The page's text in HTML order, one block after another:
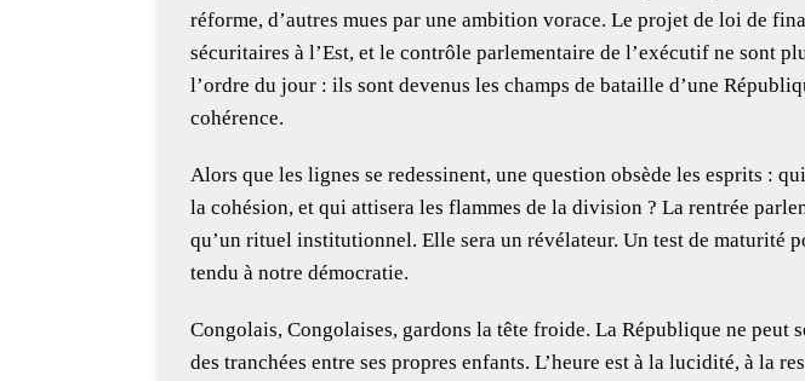
réforme, d’autres mues par une ambition vorace. Le projet de loi de
sécuritaires à l’Est, et le contrôle parlementaire de l’exécutif ne sont
l’ordre du jour : ils sont devenus les champs de bataille d’une
cohérence.
Alors que les lignes se redessinent, une question obsède les esprits :
la cohésion, et qui attisera les flammes de la division ? La rentrée
qu’un rituel institutionnel. Elle sera un révélateur. Un test de maturité
tendu à notre démocratie.
Congolais, Congolaises, gardons la tête froide. La République ne peut
des tranchées entre ses propres enfants. L’heure est à la lucidité, à la